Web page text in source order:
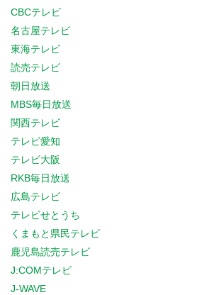
CBCテレビ
名古屋テレビ
東海テレビ
読売テレビ
朝日放送
MBS毎日放送
関西テレビ
テレビ愛知
テレビ大阪
RKB毎日放送
広島テレビ
テレビせとうち
くまもと県民テレビ
鹿児島読売テレビ
J:COMテレビ
J-WAVE